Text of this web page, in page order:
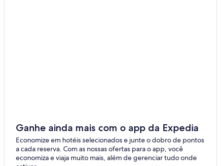
Ganhe ainda mais com o app da Expedia
Economize em hotéis selecionados e junte o dobro de pontos
a cada reserva. Com as nossas ofertas para o app, você
economiza e viaja muito mais, além de gerenciar tudo onde